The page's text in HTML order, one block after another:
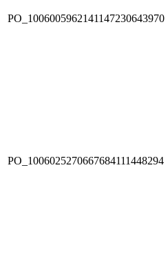
PO_1006005962141147230643970
PO_1006025270667684111448294